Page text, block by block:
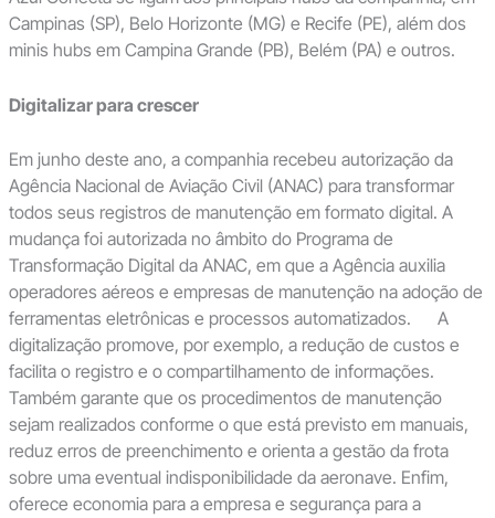
Campinas (SP), Belo Horizonte (MG) e Recife (PE), além dos
minis hubs em Campina Grande (PB), Belém (PA) e outros.
Digitalizar para crescer
Em junho deste ano, a companhia recebeu autorização da
Agência Nacional de Aviação Civil (ANAC) para transformar
todos seus registros de manutenção em formato digital. A
mudança foi autorizada no âmbito do Programa de
Transformação Digital da ANAC, em que a Agência auxilia
operadores aéreos e empresas de manutenção na adoção de
ferramentas eletrônicas e processos automatizados. A
digitalização promove, por exemplo, a redução de custos e
facilita o registro e o compartilhamento de informações.
Também garante que os procedimentos de manutenção
sejam realizados conforme o que está previsto em manuais,
reduz erros de preenchimento e orienta a gestão da frota
sobre uma eventual indisponibilidade da aeronave. Enfim,
oferece economia para a empresa e segurança para a